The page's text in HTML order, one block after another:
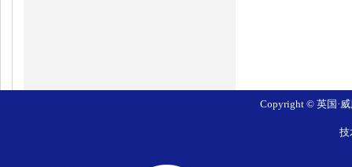
Copyright © 英国·
技